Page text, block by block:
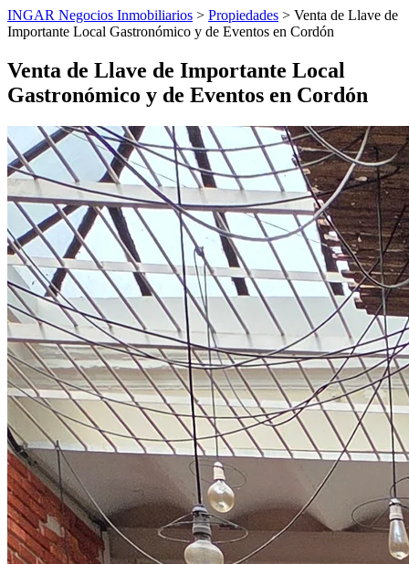
INGAR Negocios Inmobiliarios > Propiedades > Venta de Llave de
Importante Local Gastronómico y de Eventos en Cordón
Venta de Llave de Importante Local
Gastronómico y de Eventos en Cordón